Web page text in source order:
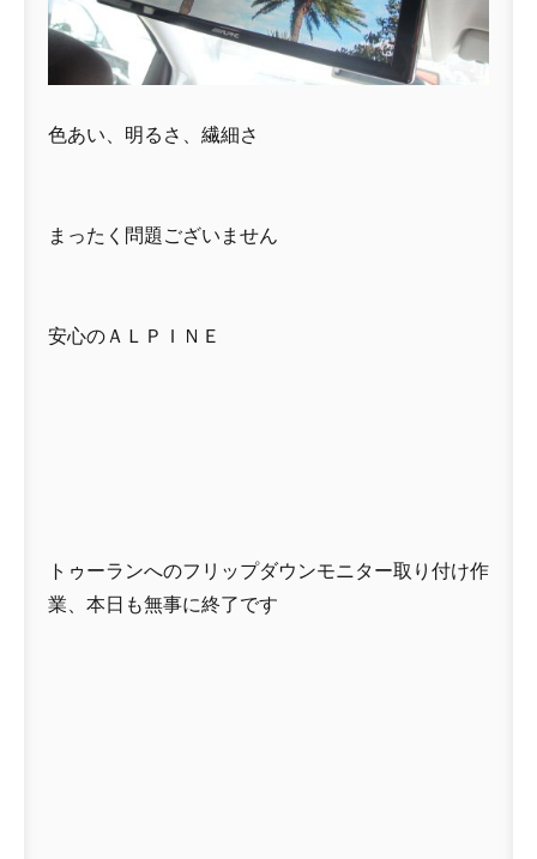
色あい、明るさ、繊細さ
まったく問題ございません
安心のＡＬＰＩＮＥ
トゥーランへのフリップダウンモニター取り付け作
業、本日も無事に終了です